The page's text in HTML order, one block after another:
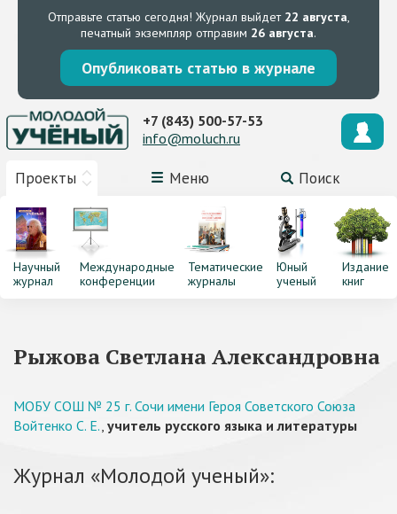
Отправьте статью сегодня! Журнал выйдет 22 августа,
печатный экземпляр отправим 26 августа.
Опубликовать статью в журнале
Проекты Меню Поиск
+7 (843) 500-57-53
info@moluch.ru
Научный
журнал
Международные
конференции
Тематические
журналы
Юный
ученый
Издание
книг
Рыжова Светлана Александровна
МОБУ СОШ № 25 г. Сочи имени Героя Советского Союза
Войтенко С. Е., учитель русского языка и литературы
Журнал «Молодой ученый»: